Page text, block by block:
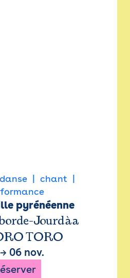
danse
chant
pyrénéenne
Jourdàa
TORO
→ 06 nov.